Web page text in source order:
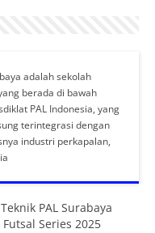
adalah sekolah
berada di bawah
PAL Indonesia, yang
terintegrasi dengan
industri perkapalan,
PAL Surabaya
Series 2025